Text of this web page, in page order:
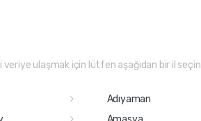
veriye ulaşmak için lütfen aşağıdan bir il seçin
Adıyaman